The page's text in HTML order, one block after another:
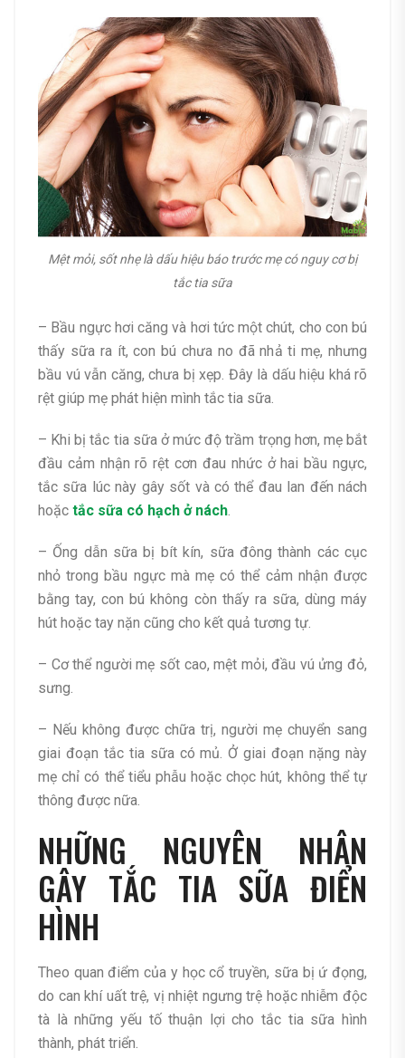
Mệt mỏi, sốt nhẹ là dấu hiệu báo trước mẹ có nguy cơ bị
tắc tia sữa
– Bầu ngực hơi căng và hơi tức một chút, cho con bú
thấy sữa ra ít, con bú chưa no đã nhả ti mẹ, nhưng
bầu vú vẫn căng, chưa bị xẹp. Đây là dấu hiệu khá rõ
rệt giúp mẹ phát hiện mình tắc tia sữa.
– Khi bị tắc tia sữa ở mức độ trầm trọng hơn, mẹ bắt
đầu cảm nhận rõ rệt cơn đau nhức ở hai bầu ngực,
tắc sữa lúc này gây sốt và có thể đau lan đến nách
hoặc tắc sữa có hạch ở nách.
– Ống dẫn sữa bị bít kín, sữa đông thành các cục
nhỏ trong bầu ngực mà mẹ có thể cảm nhận được
bằng tay, con bú không còn thấy ra sữa, dùng máy
hút hoặc tay nặn cũng cho kết quả tương tự.
– Cơ thể người mẹ sốt cao, mệt mỏi, đầu vú ửng đỏ,
sưng.
– Nếu không được chữa trị, người mẹ chuyển sang
giai đoạn tắc tia sữa có mủ. Ở giai đoạn nặng này
mẹ chỉ có thể tiểu phẫu hoặc chọc hút, không thể tự
thông được nữa.
NHỮNG NGUYÊN NHÂN
GÂY TẮC TIA SỮA ĐIỂN
HÌNH
Theo quan điểm của y học cổ truyền, sữa bị ứ đọng,
do can khí uất trệ, vị nhiệt ngưng trệ hoặc nhiễm độc
tà là những yếu tố thuận lợi cho tắc tia sữa hình
thành, phát triển.